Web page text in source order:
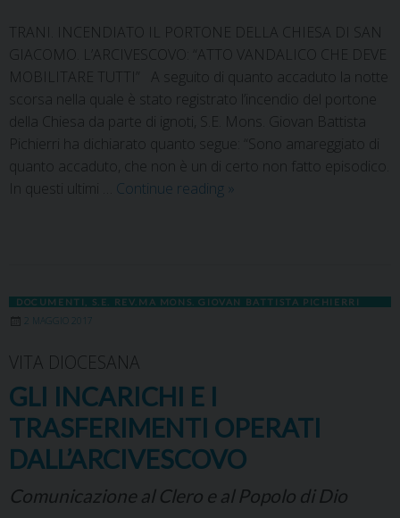
TRANI. INCENDIATO IL PORTONE DELLA CHIESA DI SAN
GIACOMO. L’ARCIVESCOVO: “ATTO VANDALICO CHE DEVE
MOBILITARE TUTTI” A seguito di quanto accaduto la notte
scorsa nella quale è stato registrato l’incendio del portone
della Chiesa da parte di ignoti, S.E. Mons. Giovan Battista
Pichierri ha dichiarato quanto segue: “Sono amareggiato di
quanto accaduto, che non è un di certo non fatto episodico.
In questi ultimi … Continue reading »
DOCUMENTI S.E. REV.MA MONS. GIOVAN BATTISTA PICHIERRI
2 MAGGIO 2017
VITA DIOCESANA
GLI INCARICHI E I
TRASFERIMENTI OPERATI
DALL’ARCIVESCOVO
Comunicazione al Clero e al Popolo di Dio